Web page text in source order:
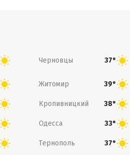
Черновцы 37°
Житомир 39°
Кропивницкий 38°
Одесса 33°
Тернополь 37°